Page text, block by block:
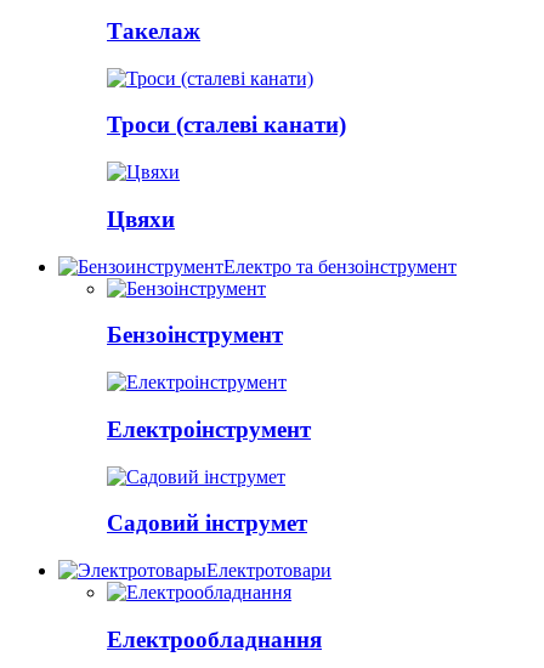
Такелаж
Троси (сталеві канати)
Цвяхи
Електро та бензоінструмент
Бензоінструмент
Електроінструмент
Садовий інструмет
Електротовари
Електрообладнання